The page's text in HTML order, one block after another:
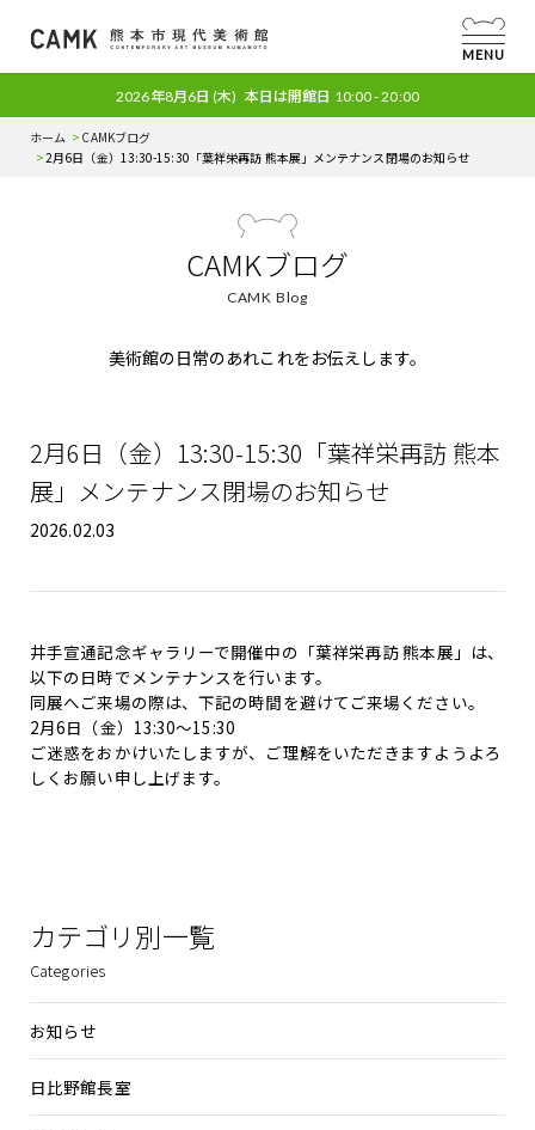
MENU
2026年8月6日 (木) 本日は開館日 10:00 - 20:00
ホーム
CAMKブログ
2月6日（金）13:30-15:30「葉祥栄再訪 熊本展」メンテナンス閉場のお知らせ
CAMKブログ
CAMK Blog
美術館の日常のあれこれをお伝えします。
2月6日（金）13:30-15:30「葉祥栄再訪 熊本
展」メンテナンス閉場のお知らせ
2026.02.03
井手宣通記念ギャラリーで開催中の「葉祥栄再訪 熊本展」は、
以下の日時でメンテナンスを行います。
同展へご来場の際は、下記の時間を避けてご来場ください。
2月6日（金）13:30〜15:30
ご迷惑をおかけいたしますが、ご理解をいただきますようよろ
しくお願い申し上げます。
カテゴリ別一覧
Categories
お知らせ
日比野館長室